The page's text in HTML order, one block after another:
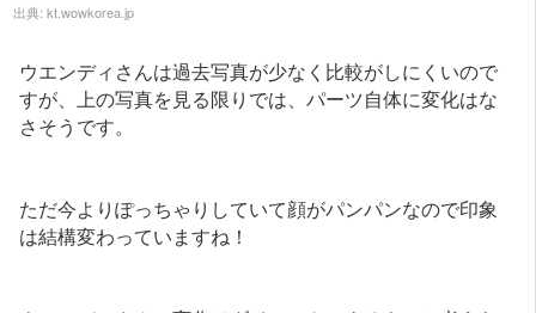
出典: kt.wowkorea.jp
ウエンディさんは過去写真が少なく比較がしにくいので
すが、上の写真を見る限りでは、パーツ自体に変化はな
さそうです。
ただ今よりぽっちゃりしていて顔がパンパンなので印象
は結構変わっていますね！